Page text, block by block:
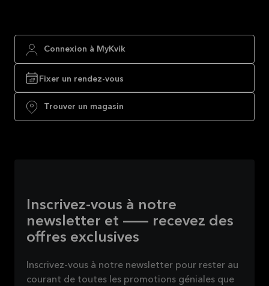
Connexion à MyKvik
Fixer un rendez-vous
Trouver un magasin
Inscrivez-vous à notre
newsletter et — recevez des
offres exclusives
Inscrivez-vous à notre newsletter pour rester au
courant de toutes les promotions géniales que